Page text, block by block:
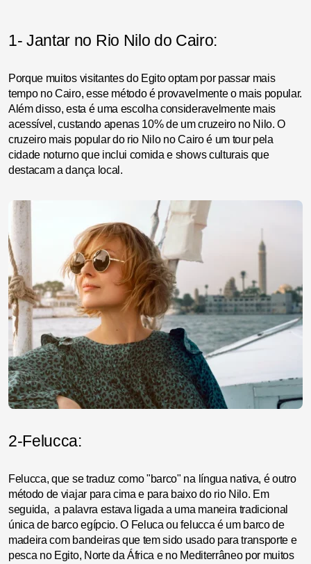
1- Jantar no Rio Nilo do Cairo:
Porque muitos visitantes do Egito optam por passar mais
tempo no Cairo, esse método é provavelmente o mais popular.
Além disso, esta é uma escolha consideravelmente mais
acessível, custando apenas 10% de um cruzeiro no Nilo. O
cruzeiro mais popular do rio Nilo no Cairo é um tour pela
cidade noturno que inclui comida e shows culturais que
destacam a dança local.
2-Felucca:
Felucca, que se traduz como "barco" na língua nativa, é outro
método de viajar para cima e para baixo do rio Nilo. Em
seguida, a palavra estava ligada a uma maneira tradicional
única de barco egípcio. O Feluca ou felucca é um barco de
madeira com bandeiras que tem sido usado para transporte e
pesca no Egito, Norte da África e no Mediterrâneo por muitos